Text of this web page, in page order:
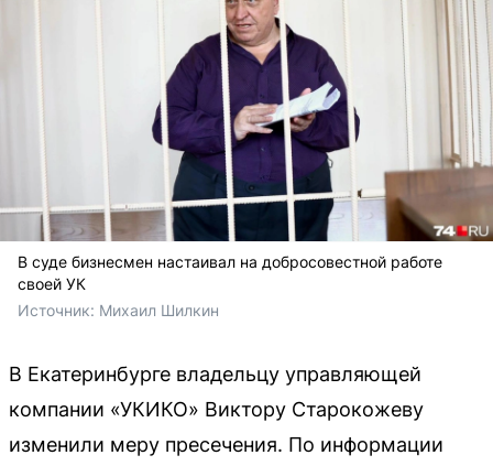
В суде бизнесмен настаивал на добросовестной работе
своей УК
Источник: Михаил Шилкин
В Екатеринбурге владельцу управляющей
компании «УКИКО» Виктору Старокожеву
изменили меру пресечения. По информации